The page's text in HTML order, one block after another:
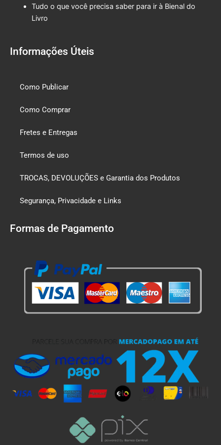
Tudo o que você precisa saber para ir à Bienal do
Livro
Informações Úteis
Como Publicar
Como Comprar
Fretes e Entregas
Termos de uso
TROCAS, DEVOLUÇÕES e Garantia dos Produtos
Segurança, Privacidade e Links
Formas de Pagamento